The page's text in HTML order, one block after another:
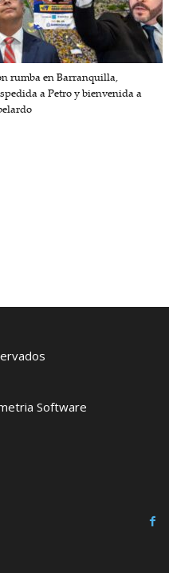
rumba en Barranquilla,
a Petro y bienvenida a
Software